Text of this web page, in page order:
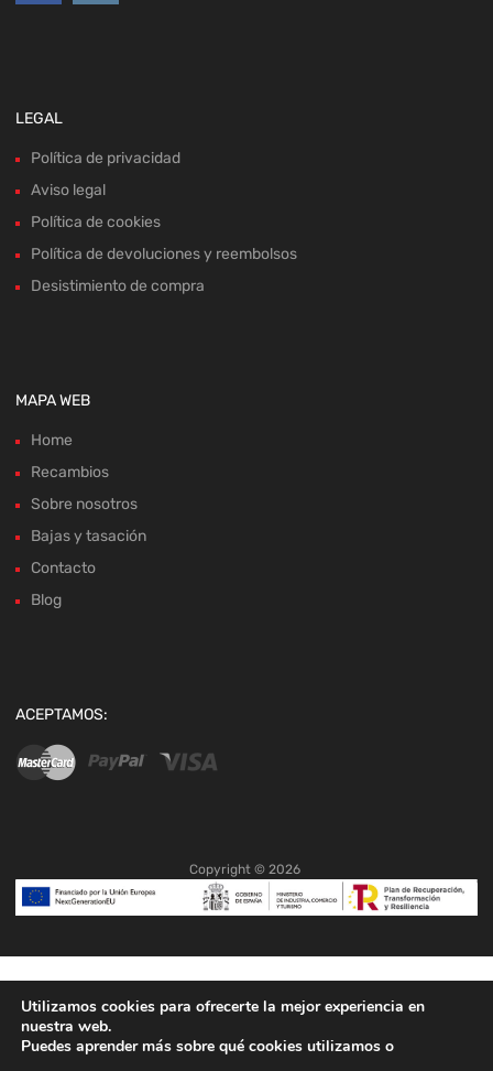
LEGAL
Política de privacidad
Aviso legal
Política de cookies
Política de devoluciones y reembolsos
Desistimiento de compra
MAPA WEB
Home
Recambios
Sobre nosotros
Bajas y tasación
Contacto
Blog
ACEPTAMOS:
Copyright © 2026
Utilizamos cookies para ofrecerte la mejor experiencia en
nuestra web.
Puedes aprender más sobre qué cookies utilizamos o